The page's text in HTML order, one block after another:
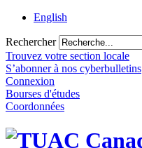
English
Rechercher
Trouvez votre section locale
S’abonner à nos cyberbulletins
Connexion
Bourses d'études
Coordonnées